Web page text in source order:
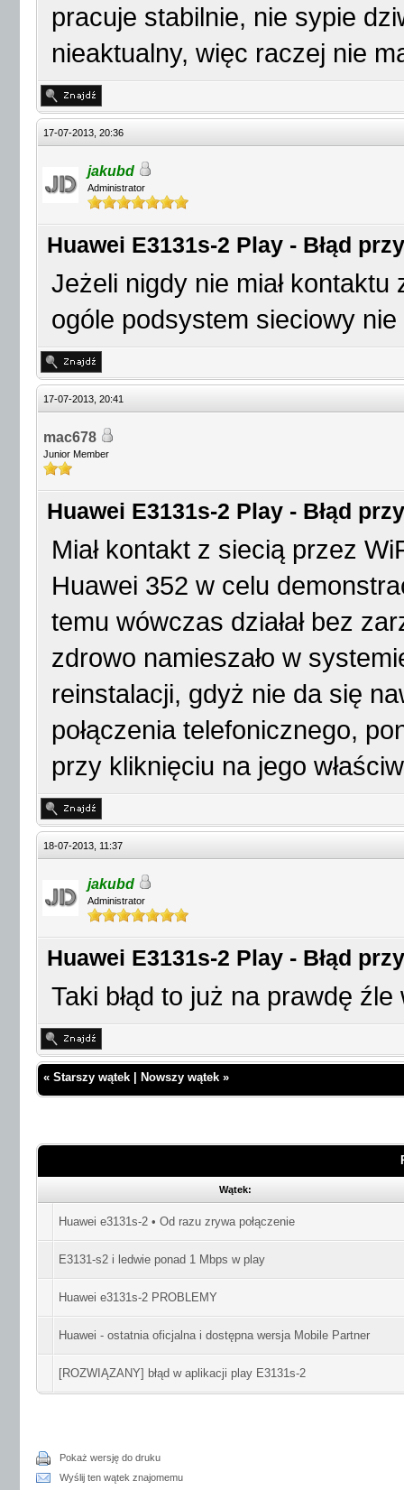
pracuje stabilnie, nie sypie
nieaktualny, więc raczej nie
17-07-2013, 20:36
jakubd
Administrator
Huawei E3131s-2 Play - Błąd
Jeżeli nigdy nie miał
ogóle podsystem sieciowy nie
17-07-2013, 20:41
mac678
Junior Member
Huawei E3131s-2 Play - Błąd
Miał kontakt z siecią przez
Huawei 352 w celu
temu wówczas działał bez
zdrowo namieszało w
reinstalacji, gdyż nie da się
połączenia telefonicznego,
przy kliknięciu na jego
18-07-2013, 11:37
jakubd
Administrator
Huawei E3131s-2 Play - Błąd
Taki błąd to już na prawdę źle
« Starszy wątek Nowszy wątek »
Wątek:
Huawei e3131s-2 • Od razu zrywa połączenie
E3131-s2 i ledwie ponad 1 Mbps w play
Huawei e3131s-2 PROBLEMY
Huawei - ostatnia oficjalna i dostępna wersja Mobile Partner
[ROZWIĄZANY] błąd w aplikacji play E3131s-2
Pokaż wersję do druku
Wyślij ten wątek znajomemu